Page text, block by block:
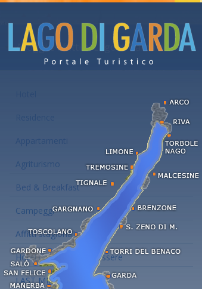
Alloggi e affitti al Lago di Garda
Appartamenti
Agriturismo
Bed & Breakfast
Campeggi
Affitti stagionali
Hotel con centro benessere
LAST MINUTE